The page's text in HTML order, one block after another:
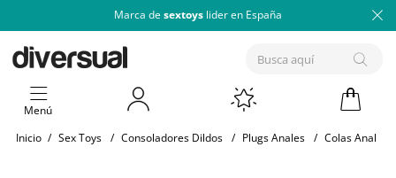
Marca de sextoys lider en España
Menú
Inicio / Sex Toys / Consoladores Dildos / Plugs Anales / Colas Anales